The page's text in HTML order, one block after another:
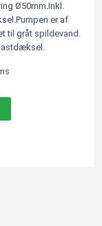
Ø50mm.Inkl.
er af
til gråt spildevand.